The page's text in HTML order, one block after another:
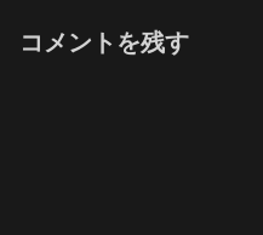
コメントを残す